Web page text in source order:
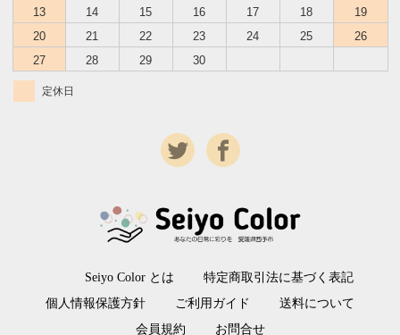
13
14 15 16 17 18
19
20
21 22 23 24 25
26
27
28 29 30
定休日
Seiyo Color とは
特定商取引法に基づく表記
個人情報保護方針
ご利用ガイド
送料について
会員規約
お問合せ